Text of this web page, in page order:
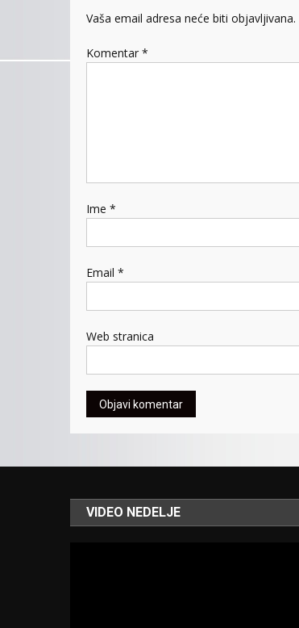
Vaša email adresa neće biti objavljivana.
Komentar *
Ime *
Email *
Web stranica
VIDEO NEDELJE